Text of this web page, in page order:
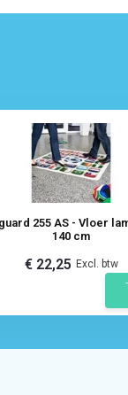
255 AS - Vloer
140 cm
€ 22,25 Excl. btw